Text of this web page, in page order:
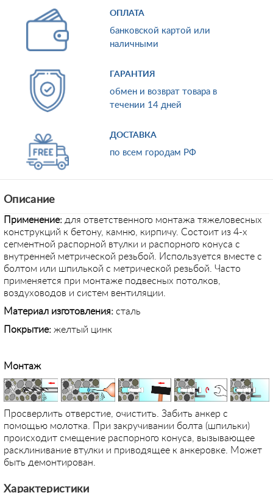
ОПЛАТА
банковской картой или
наличными
ГАРАНТИЯ
обмен и возврат товара в
течении 14 дней
ДОСТАВКА
по всем городам РФ
Описание
Применение: для ответственного монтажа тяжеловесных
конструкций к бетону, камню, кирпичу. Состоит из 4-х
сегментной распорной втулки и распорного конуса с
внутренней метрической резьбой. Используется вместе с
болтом или шпилькой с метрической резьбой. Часто
применяется при монтаже подвесных потолков,
воздуховодов и систем вентиляции.
Материал изготовления: сталь
Покрытие: желтый цинк
Монтаж
Просверлить отверстие, очистить. Забить анкер с
помощью молотка. При закручивании болта (шпильки)
происходит смещение распорного конуса, вызывающее
расклинивание втулки и приводящее к анкеровке. Может
быть демонтирован.
Характеристики